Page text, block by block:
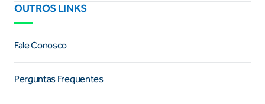
OUTROS LINKS
Fale Conosco
Perguntas Frequentes